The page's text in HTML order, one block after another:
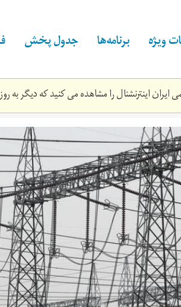
ویژه برنامه‌ها جدول پخش
اینترنشنال را مشاهده می کنید که دیگر به